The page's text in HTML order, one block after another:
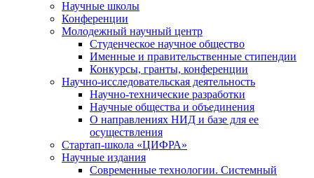
Научные школы
Конференции
Молодежный научный центр
Студенческое научное общество
Именные и правительственные стипендии
Конкурсы, гранты, конференции
Научно-исследовательская деятельность
Научно-технические разработки
Научные общества и объединения
О направлениях НИД и базе для ее
осуществления
Стартап-школа «ЦИФРА»
Научные издания
Современные технологии. Системный